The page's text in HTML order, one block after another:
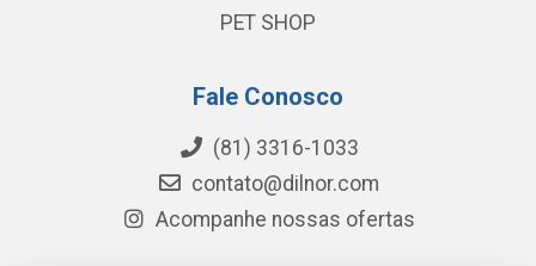
PET SHOP
Fale Conosco
(81) 3316-1033
contato@dilnor.com
Acompanhe nossas ofertas